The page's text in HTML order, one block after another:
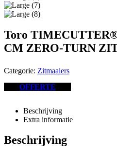
Toro
CM ZERO-TURN
Categorie: Zitmaaiers
OFFERTE
Beschrijving
Extra informatie
Beschrijving